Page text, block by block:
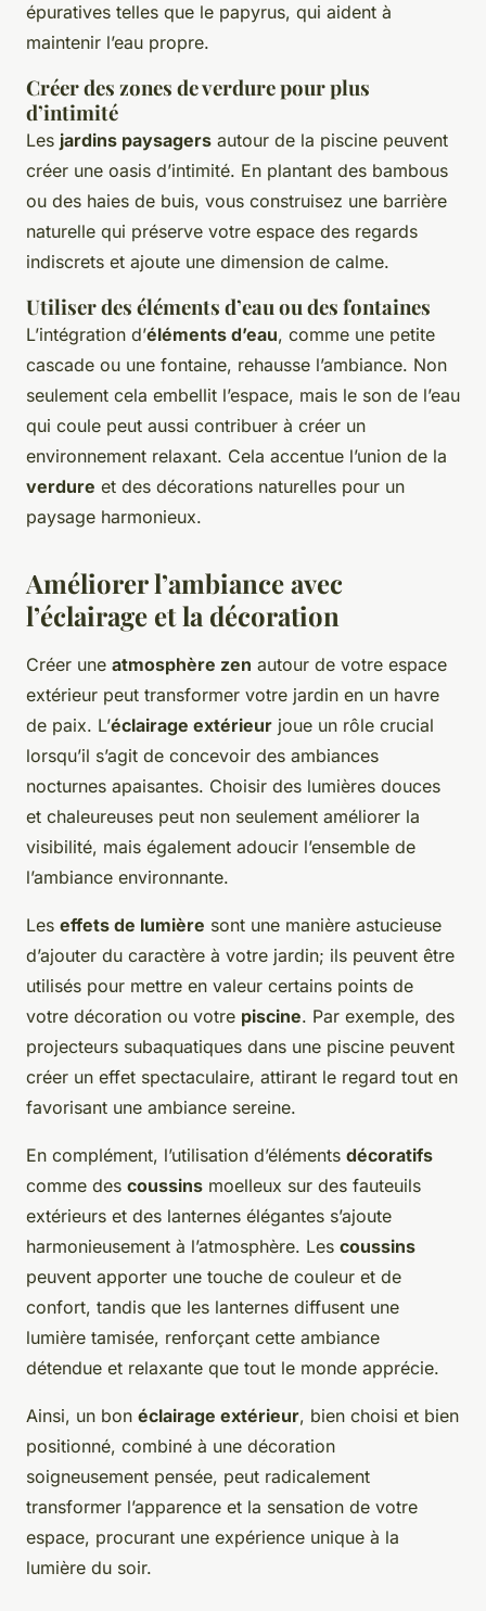
épuratives telles que le papyrus, qui aident à
maintenir l’eau propre.
Créer des zones de verdure pour plus
d’intimité
Les jardins paysagers autour de la piscine peuvent
créer une oasis d’intimité. En plantant des bambous
ou des haies de buis, vous construisez une barrière
naturelle qui préserve votre espace des regards
indiscrets et ajoute une dimension de calme.
Utiliser des éléments d’eau ou des fontaines
L’intégration d’éléments d’eau, comme une petite
cascade ou une fontaine, rehausse l’ambiance. Non
seulement cela embellit l’espace, mais le son de l’eau
qui coule peut aussi contribuer à créer un
environnement relaxant. Cela accentue l’union de la
verdure et des décorations naturelles pour un
paysage harmonieux.
Améliorer l’ambiance avec
l’éclairage et la décoration
Créer une atmosphère zen autour de votre espace
extérieur peut transformer votre jardin en un havre
de paix. L’éclairage extérieur joue un rôle crucial
lorsqu’il s’agit de concevoir des ambiances
nocturnes apaisantes. Choisir des lumières douces
et chaleureuses peut non seulement améliorer la
visibilité, mais également adoucir l’ensemble de
l’ambiance environnante.
Les effets de lumière sont une manière astucieuse
d’ajouter du caractère à votre jardin; ils peuvent être
utilisés pour mettre en valeur certains points de
votre décoration ou votre piscine. Par exemple, des
projecteurs subaquatiques dans une piscine peuvent
créer un effet spectaculaire, attirant le regard tout en
favorisant une ambiance sereine.
En complément, l’utilisation d’éléments décoratifs
comme des coussins moelleux sur des fauteuils
extérieurs et des lanternes élégantes s’ajoute
harmonieusement à l’atmosphère. Les coussins
peuvent apporter une touche de couleur et de
confort, tandis que les lanternes diffusent une
lumière tamisée, renforçant cette ambiance
détendue et relaxante que tout le monde apprécie.
Ainsi, un bon éclairage extérieur, bien choisi et bien
positionné, combiné à une décoration
soigneusement pensée, peut radicalement
transformer l’apparence et la sensation de votre
espace, procurant une expérience unique à la
lumière du soir.